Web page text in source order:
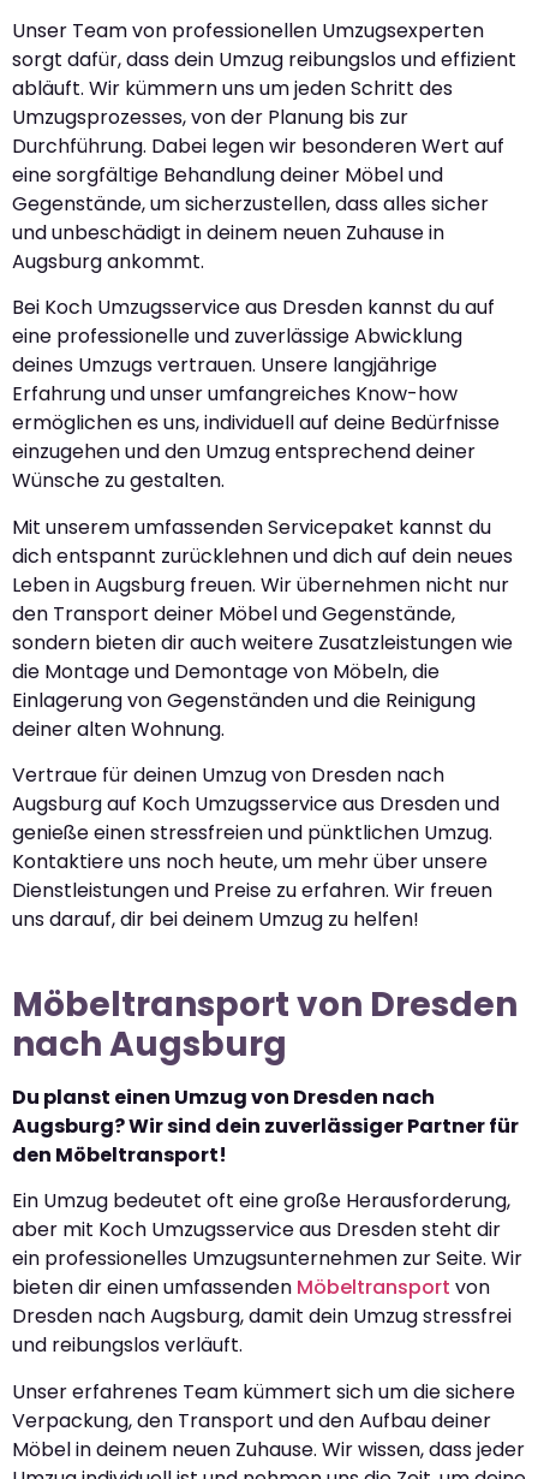
Unser Team von professionellen Umzugsexperten
sorgt dafür, dass dein Umzug reibungslos und effizient
abläuft. Wir kümmern uns um jeden Schritt des
Umzugsprozesses, von der Planung bis zur
Durchführung. Dabei legen wir besonderen Wert auf
eine sorgfältige Behandlung deiner Möbel und
Gegenstände, um sicherzustellen, dass alles sicher
und unbeschädigt in deinem neuen Zuhause in
Augsburg ankommt.
Bei Koch Umzugsservice aus Dresden kannst du auf
eine professionelle und zuverlässige Abwicklung
deines Umzugs vertrauen. Unsere langjährige
Erfahrung und unser umfangreiches Know-how
ermöglichen es uns, individuell auf deine Bedürfnisse
einzugehen und den Umzug entsprechend deiner
Wünsche zu gestalten.
Mit unserem umfassenden Servicepaket kannst du
dich entspannt zurücklehnen und dich auf dein neues
Leben in Augsburg freuen. Wir übernehmen nicht nur
den Transport deiner Möbel und Gegenstände,
sondern bieten dir auch weitere Zusatzleistungen wie
die Montage und Demontage von Möbeln, die
Einlagerung von Gegenständen und die Reinigung
deiner alten Wohnung.
Vertraue für deinen Umzug von Dresden nach
Augsburg auf Koch Umzugsservice aus Dresden und
genieße einen stressfreien und pünktlichen Umzug.
Kontaktiere uns noch heute, um mehr über unsere
Dienstleistungen und Preise zu erfahren. Wir freuen
uns darauf, dir bei deinem Umzug zu helfen!
Möbeltransport von Dresden
nach Augsburg
Du planst einen Umzug von Dresden nach
Augsburg? Wir sind dein zuverlässiger Partner für
den Möbeltransport!
Ein Umzug bedeutet oft eine große Herausforderung,
aber mit Koch Umzugsservice aus Dresden steht dir
ein professionelles Umzugsunternehmen zur Seite. Wir
bieten dir einen umfassenden Möbeltransport von
Dresden nach Augsburg, damit dein Umzug stressfrei
und reibungslos verläuft.
Unser erfahrenes Team kümmert sich um die sichere
Verpackung, den Transport und den Aufbau deiner
Möbel in deinem neuen Zuhause. Wir wissen, dass jeder